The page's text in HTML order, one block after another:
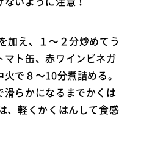
加え、１〜２分炒めてう
ト缶、赤ワインビネガ
で８〜10分煮詰める。
らかになるまでかくは
、軽くかくはんして食感